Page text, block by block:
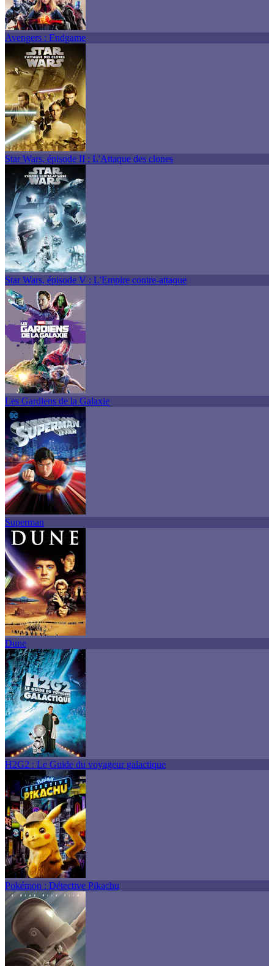
Avengers : Endgame
Star Wars, épisode II : L'Attaque des clones
Star Wars, épisode V : L'Empire contre-attaque
Les Gardiens de la Galaxie
Superman
Dune
H2G2 : Le Guide du voyageur galactique
Pokémon : Détective Pikachu